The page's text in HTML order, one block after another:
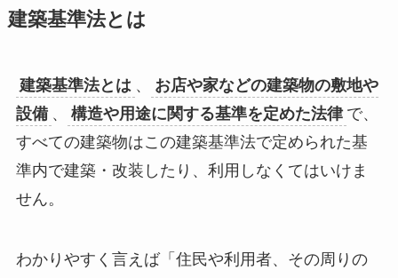
建築基準法とは
建築基準法とは 、
お店や家などの建築物の敷地や
設備 、 構造や用途に関する基準を定めた法律 で、
すべての建築物はこの建築基準法で定められた基
準内で建築・改装したり、利用しなくてはいけま
せん。
わかりやすく言えば「住民や利用者、その周りの